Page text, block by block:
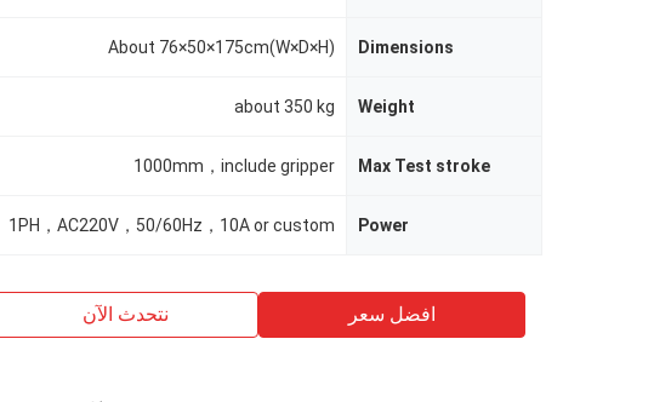
Dimensions
About 76×50×175cm(W×D×H)
Weight
about 350 kg
Max Test stroke
1000mm，include gripper
Power
1PH，AC220V，50/60Hz，10A or custom
افضل سعر نتحدث الآن